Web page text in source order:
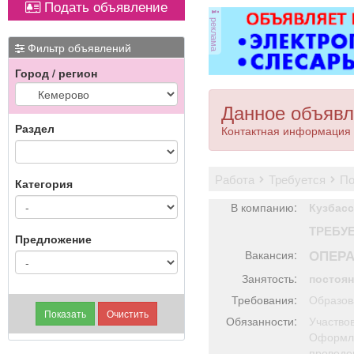
магнитол,
электроусилителей
руля,
многофункциональных
дисплеев, и многого
другого. Быстро,
качественно, недорого!
ремонта определяется
Вывоз мусора.
Подать объявление
Фильтр объявлений
Город / регион
Раздел
Категория
Предложение
реклама
Данное
Контактная информация
работа требуется
В компанию:
Вакансия:
Занятость:
Требования:
Обязанности: